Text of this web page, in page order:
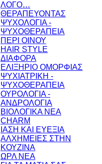
ΛΟΓΟ…
ΘΕΡΑΠΕΥΟΝΤΑΣ
ΨΥΧΟΛΟΓΙΑ -
ΨΥΧΟΘΕΡΑΠΕΙΑ
ΠΕΡΙ ΟΙΝΟΥ
HAIR STYLE
ΔΙΑΦΟΡΑ
ΕΛΙΞΗΡΙΟ ΟΜΟΡΦΙΑΣ
ΨΥΧΙΑΤΡΙΚΗ -
ΨΥΧΟΘΕΡΑΠΕΙΑ
ΟΥΡΟΛΟΓΙΑ -
ΑΝΔΡΟΛΟΓΙΑ
ΒΙΟΛΟΓΙΚΑ ΝΕΑ
CHARM
ΙΑΣΗ ΚΑΙ ΕΥΕΞΙΑ
ΑΛΧΗΜΕΙΕΣ ΣΤΗΝ
ΚΟΥΖΙΝΑ
ΩΡΛ ΝEA